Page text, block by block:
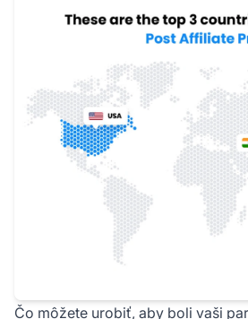
Čo môžete urobiť, aby boli vaši